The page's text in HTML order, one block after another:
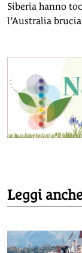
Siberia hanno
l’Australia
Leggi